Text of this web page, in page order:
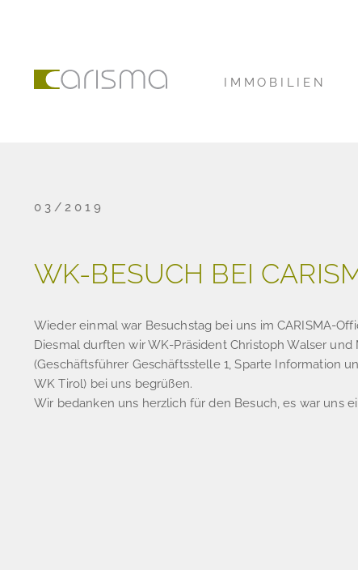
IMMOBILIEN
03/2019
WK-BESUCH BEI
Wieder einmal war Besuchstag bei uns im CARISMA-
Diesmal durften wir WK-Präsident Christoph Walser und
(Geschäftsführer Geschäftsstelle 1, Sparte Information
WK Tirol) bei uns begrüßen.
Wir bedanken uns herzlich für den Besuch, es war uns